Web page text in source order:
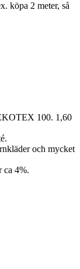
köpa 2 meter, så
100. 1,60
och mycket
ca 4%.